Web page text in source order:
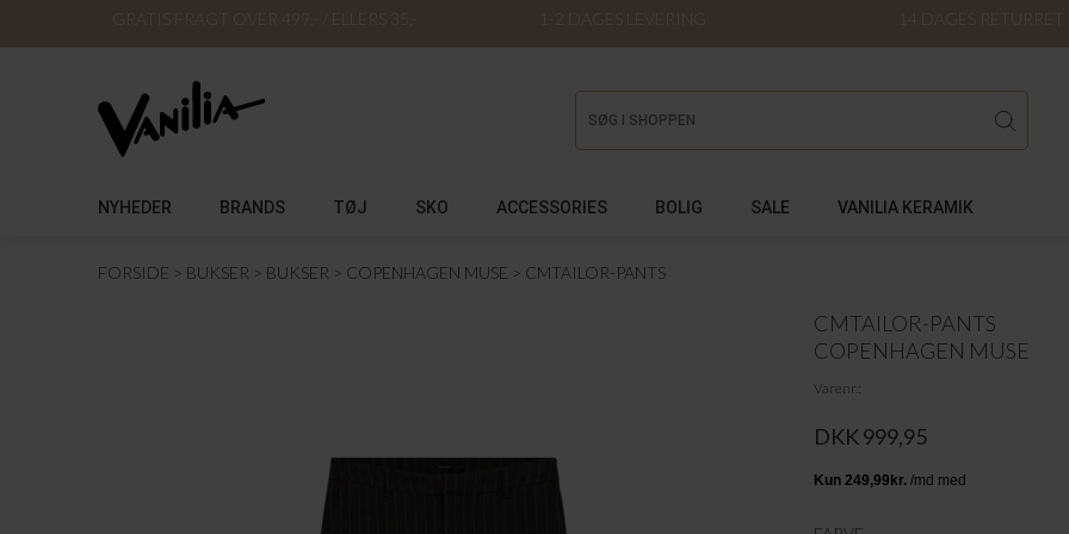
GRATIS FRAGT OVER 499,- / ELLERS 35,- 1-2 DAGES LEVERING 14 DAGES RETURRET
NYHEDER BRANDS TØJ SKO ACCESSORIES BOLIG SALE VANILIA KERAMIK
FORSIDE BUKSER BUKSER COPENHAGEN MUSE CMTAILOR-PANTS
CMTAILOR-PANTS
COPENHAGEN MUSE
Varenr.
DKK 999,95